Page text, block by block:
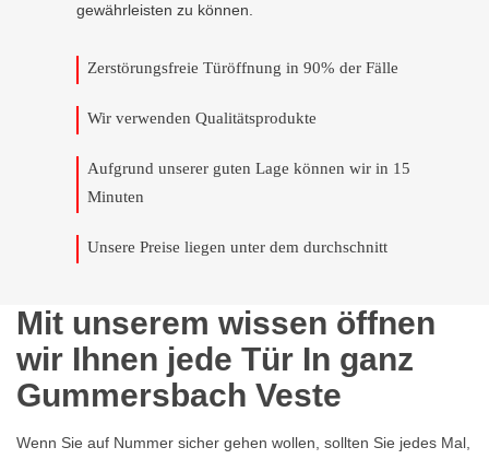
gewährleisten zu können.
Zerstörungsfreie Türöffnung in 90% der Fälle
Wir verwenden Qualitätsprodukte
Aufgrund unserer guten Lage können wir in 15
Minuten
Unsere Preise liegen unter dem durchschnitt
Mit unserem wissen öffnen
wir Ihnen jede Tür In ganz
Gummersbach Veste
Wenn Sie auf Nummer sicher gehen wollen, sollten Sie jedes Mal,